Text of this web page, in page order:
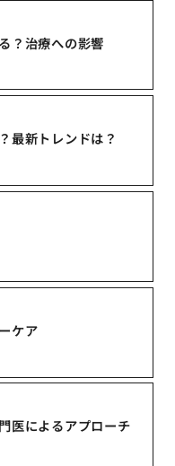
？治療への影響
最新トレンドは？
ケア
医によるアプローチ